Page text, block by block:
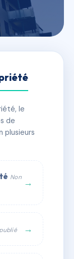
le
de
plusieurs
Non →
→